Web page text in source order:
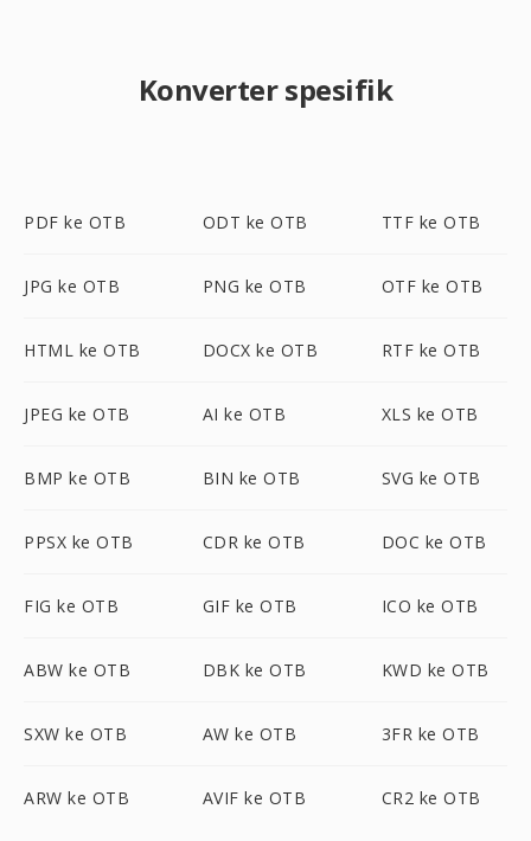
Konverter spesifik
PDF ke OTB ODT ke OTB TTF ke OTB
JPG ke OTB PNG ke OTB OTF ke OTB
HTML ke OTB DOCX ke OTB RTF ke OTB
JPEG ke OTB AI ke OTB XLS ke OTB
BMP ke OTB BIN ke OTB SVG ke OTB
PPSX ke OTB CDR ke OTB DOC ke OTB
FIG ke OTB GIF ke OTB ICO ke OTB
ABW ke OTB DBK ke OTB KWD ke OTB
SXW ke OTB AW ke OTB 3FR ke OTB
ARW ke OTB AVIF ke OTB CR2 ke OTB